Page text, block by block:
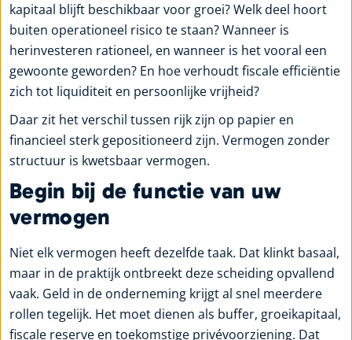
kapitaal blijft beschikbaar voor groei? Welk deel hoort
buiten operationeel risico te staan? Wanneer is
herinvesteren rationeel, en wanneer is het vooral een
gewoonte geworden? En hoe verhoudt fiscale efficiëntie
zich tot liquiditeit en persoonlijke vrijheid?
Daar zit het verschil tussen rijk zijn op papier en
financieel sterk gepositioneerd zijn. Vermogen zonder
structuur is kwetsbaar vermogen.
Begin bij de functie van uw
vermogen
Niet elk vermogen heeft dezelfde taak. Dat klinkt basaal,
maar in de praktijk ontbreekt deze scheiding opvallend
vaak. Geld in de onderneming krijgt al snel meerdere
rollen tegelijk. Het moet dienen als buffer, groeikapitaal,
fiscale reserve en toekomstige privévoorziening. Dat